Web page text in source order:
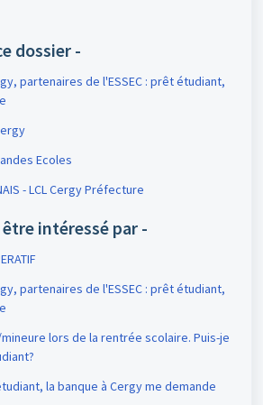
dossier -
partenaires de l'ESSEC : prêt étudiant,
Ecoles
- LCL Cergy Préfecture
intéressé par -
partenaires de l'ESSEC : prêt étudiant,
lors de la rentrée scolaire. Puis-je
la banque à Cergy me demande